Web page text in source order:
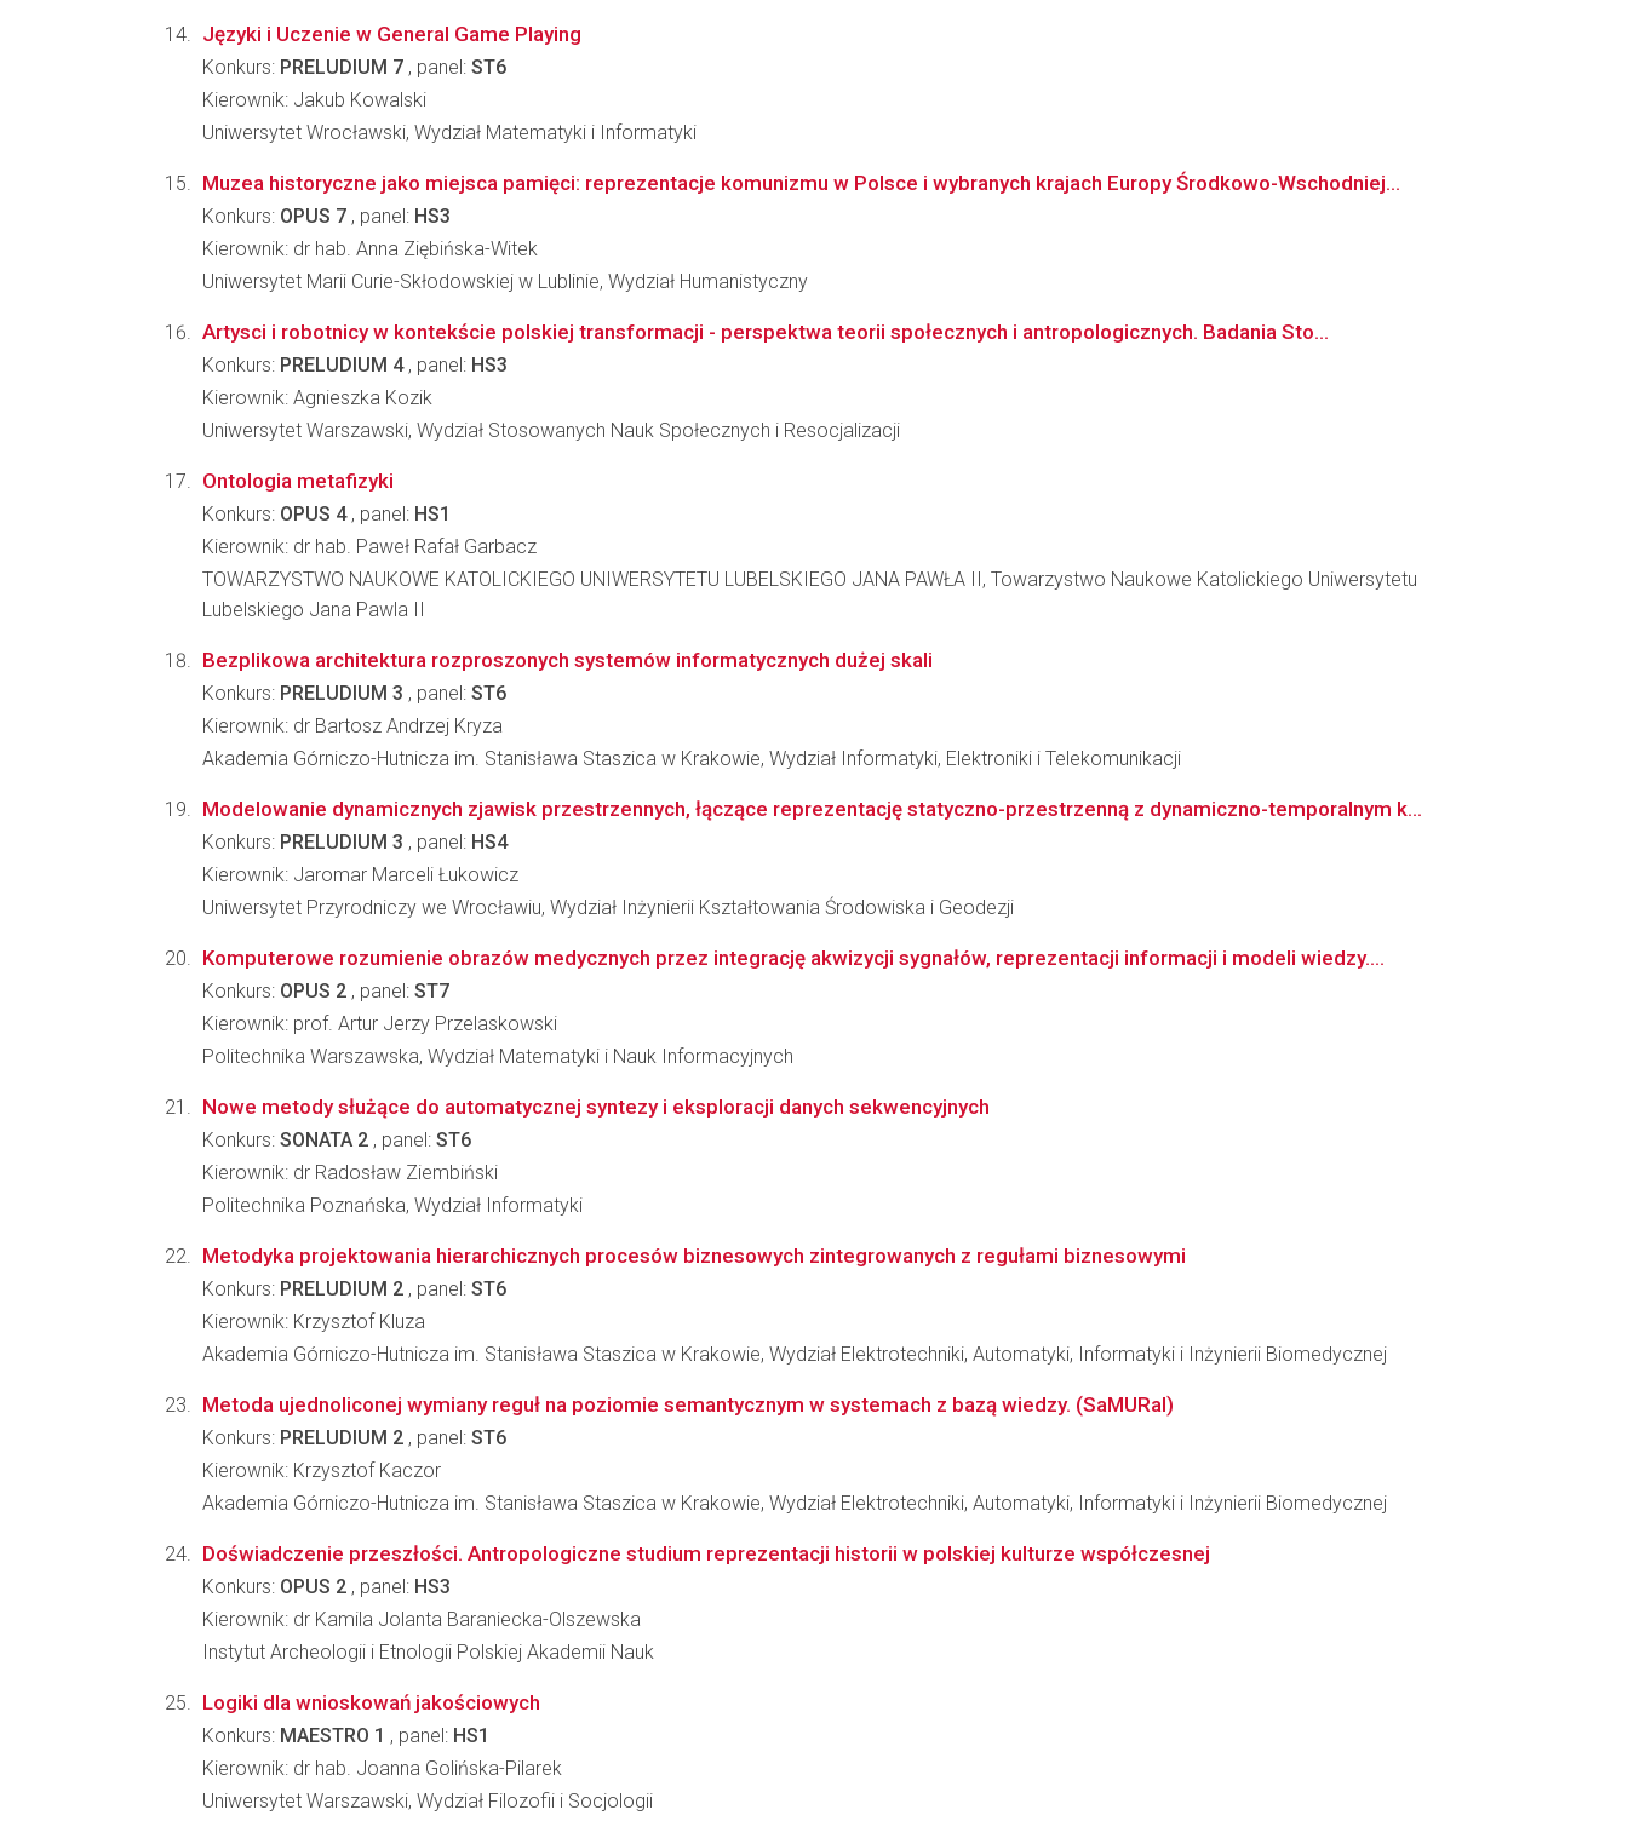
Języki i Uczenie w General Game Playing
Konkurs: PRELUDIUM 7 , panel: ST6
Kierownik: Jakub Kowalski
Uniwersytet Wrocławski, Wydział Matematyki i Informatyki
Muzea historyczne jako miejsca pamięci: reprezentacje komunizmu w Polsce i wybranych krajach Europy Środkowo-Wschodniej...
Konkurs: OPUS 7 , panel: HS3
Kierownik: dr hab. Anna Ziębińska-Witek
Uniwersytet Marii Curie-Skłodowskiej w Lublinie, Wydział Humanistyczny
Artysci i robotnicy w kontekście polskiej transformacji - perspektwa teorii społecznych i antropologicznych. Badania Sto...
Konkurs: PRELUDIUM 4, panel: HS3
Kierownik: Agnieszka Kozik
Uniwersytet Warszawski, Wydział Stosowanych Nauk Społecznych i Resocjalizacji
Ontologia metafizyki
Konkurs: OPUS 4, panel: HS1
Kierownik: dr hab. Paweł Rafał Garbacz
TOWARZYSTWO NAUKOWE KATOLICKIEGO UNIWERSYTETU LUBELSKIEGO JANA PAWŁA II, Towarzystwo Naukowe Katolickiego Uniwersytetu
Lubelskiego Jana Pawla II
Bezplikowa architektura rozproszonych systemów informatycznych dużej skali
Konkurs: PRELUDIUM 3 , panel: ST6
Kierownik: dr Bartosz Andrzej Kryza
Akademia Górniczo-Hutnicza im. Stanisława Staszica w Krakowie, Wydział Informatyki, Elektroniki i Telekomunikacji
Modelowanie dynamicznych zjawisk przestrzennych, łączące reprezentację statyczno-przestrzenną z dynamiczno-temporalnym k...
Konkurs: PRELUDIUM 3 , panel: HS4
Kierownik: Jaromar Marceli Łukowicz
Uniwersytet Przyrodniczy we Wrocławiu, Wydział Inżynierii Kształtowania Środowiska i Geodezji
Komputerowe rozumienie obrazów medycznych przez integrację akwizycji sygnałów, reprezentacji informacji i modeli wiedzy....
Konkurs: OPUS 2 , panel: ST7
Kierownik: prof. Artur Jerzy Przelaskowski
Politechnika Warszawska, Wydział Matematyki i Nauk Informacyjnych
Nowe metody służące do automatycznej syntezy i eksploracji danych sekwencyjnych
Konkurs: SONATA 2 , panel: ST6
Kierownik: dr Radosław Ziembiński
Politechnika Poznańska, Wydział Informatyki
Metodyka projektowania hierarchicznych procesów biznesowych zintegrowanych z regułami biznesowymi
Konkurs: PRELUDIUM 2 , panel: ST6
Kierownik: Krzysztof Kluza
Akademia Górniczo-Hutnicza im. Stanisława Staszica w Krakowie, Wydział Elektrotechniki, Automatyki, Informatyki i Inżynierii Biomedycznej
Metoda ujednoliconej wymiany reguł na poziomie semantycznym w systemach z bazą wiedzy. (SaMURaI)
Konkurs: PRELUDIUM 2 , panel: ST6
Kierownik: Krzysztof Kaczor
Akademia Górniczo-Hutnicza im. Stanisława Staszica w Krakowie, Wydział Elektrotechniki, Automatyki, Informatyki i Inżynierii Biomedycznej
Doświadczenie przeszłości. Antropologiczne studium reprezentacji historii w polskiej kulturze współczesnej
Konkurs: OPUS 2 , panel: HS3
Kierownik: dr Kamila Jolanta Baraniecka-Olszewska
Instytut Archeologii i Etnologii Polskiej Akademii Nauk
Logiki dla wnioskowań jakościowych
Konkurs: MAESTRO 1 , panel: HS1
Kierownik: dr hab. Joanna Golińska-Pilarek
Uniwersytet Warszawski, Wydział Filozofii i Socjologii